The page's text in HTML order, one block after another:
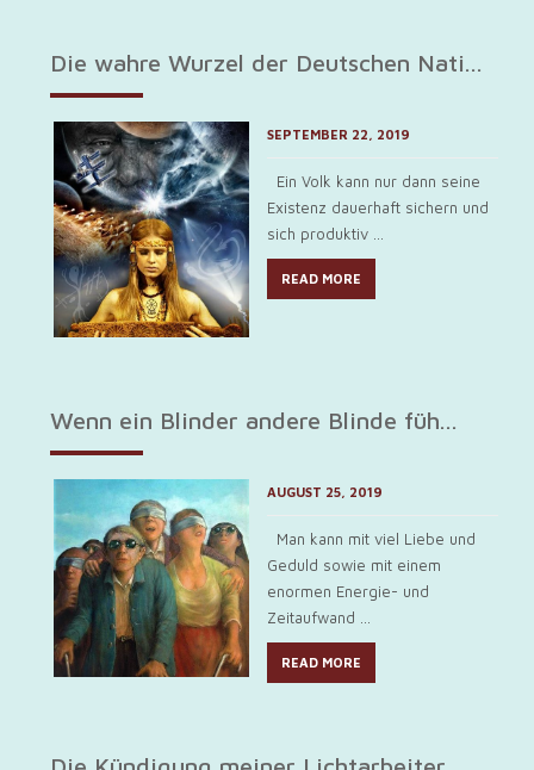
Die wahre Wurzel der Deutschen Nati...
SEPTEMBER 22, 2019
Ein Volk kann nur dann seine
Existenz dauerhaft sichern und
sich produktiv ...
READ MORE
Wenn ein Blinder andere Blinde füh...
AUGUST 25, 2019
Man kann mit viel Liebe und
Geduld sowie mit einem
enormen Energie- und
Zeitaufwand ...
READ MORE